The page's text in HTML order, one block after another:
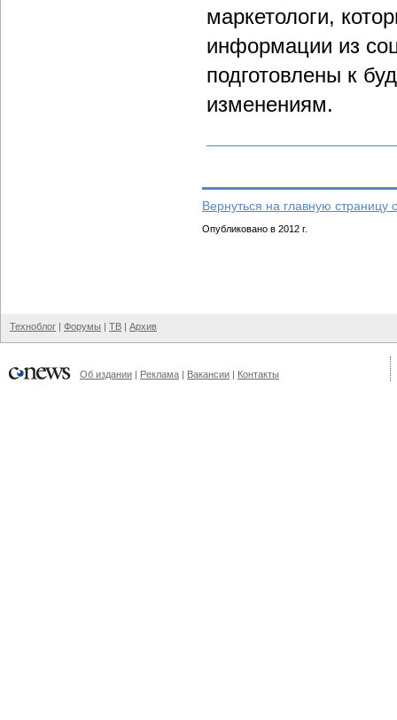
маркетологи,
информации из
подготовлены к
изменениям.
Вернуться на главную страницу
Опубликовано в 2012 г.
Техноблог | Форумы | ТВ | Архив
Об издании | Реклама | Вакансии | Контакты